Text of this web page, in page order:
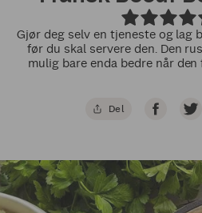
Gjør deg selv en tjeneste og lag
før du skal servere den. Den
mulig bare enda bedre når
Del